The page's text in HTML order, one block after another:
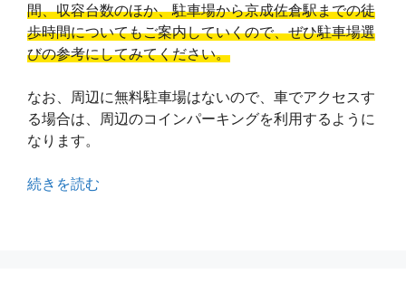
間、収容台数のほか、駐車場から京成佐倉駅までの徒
歩時間についてもご案内していくので、ぜひ駐車場選
びの参考にしてみてください。
なお、周辺に無料駐車場はないので、車でアクセスす
る場合は、周辺のコインパーキングを利用するように
なります。
続きを読む